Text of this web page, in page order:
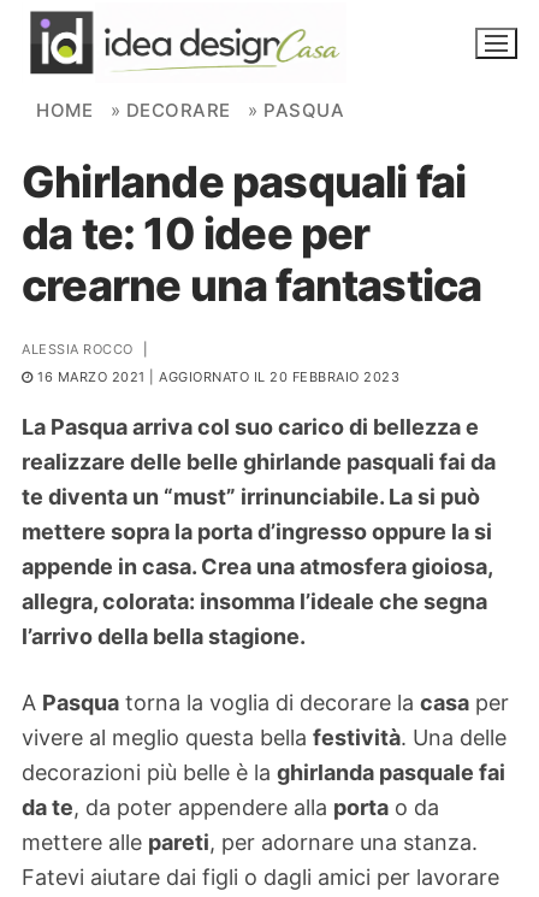
Skip to content
NOVITÀ
AMBIENTI
FAI DA TE
PIANTE
Search for:
HOME » DECORARE » PASQUA
Ghirlande pasquali fai
da te: 10 idee per
crearne una fantastica
ALESSIA ROCCO
16 MARZO 2021
| AGGIORNATO IL 20 FEBBRAIO 2023
La Pasqua arriva col suo carico di bellezza e
realizzare delle belle ghirlande pasquali fai da
te diventa un “must” irrinunciabile. La si può
mettere sopra la porta d’ingresso oppure la si
appende in casa. Crea una atmosfera gioiosa,
allegra, colorata: insomma l’ideale che segna
l’arrivo della bella stagione.
A Pasqua torna la voglia di decorare la casa per
vivere al meglio questa bella festività. Una delle
decorazioni più belle è la ghirlanda pasquale fai
da te, da poter appendere alla porta o da
mettere alle pareti, per adornare una stanza.
Fatevi aiutare dai figli o dagli amici per lavorare